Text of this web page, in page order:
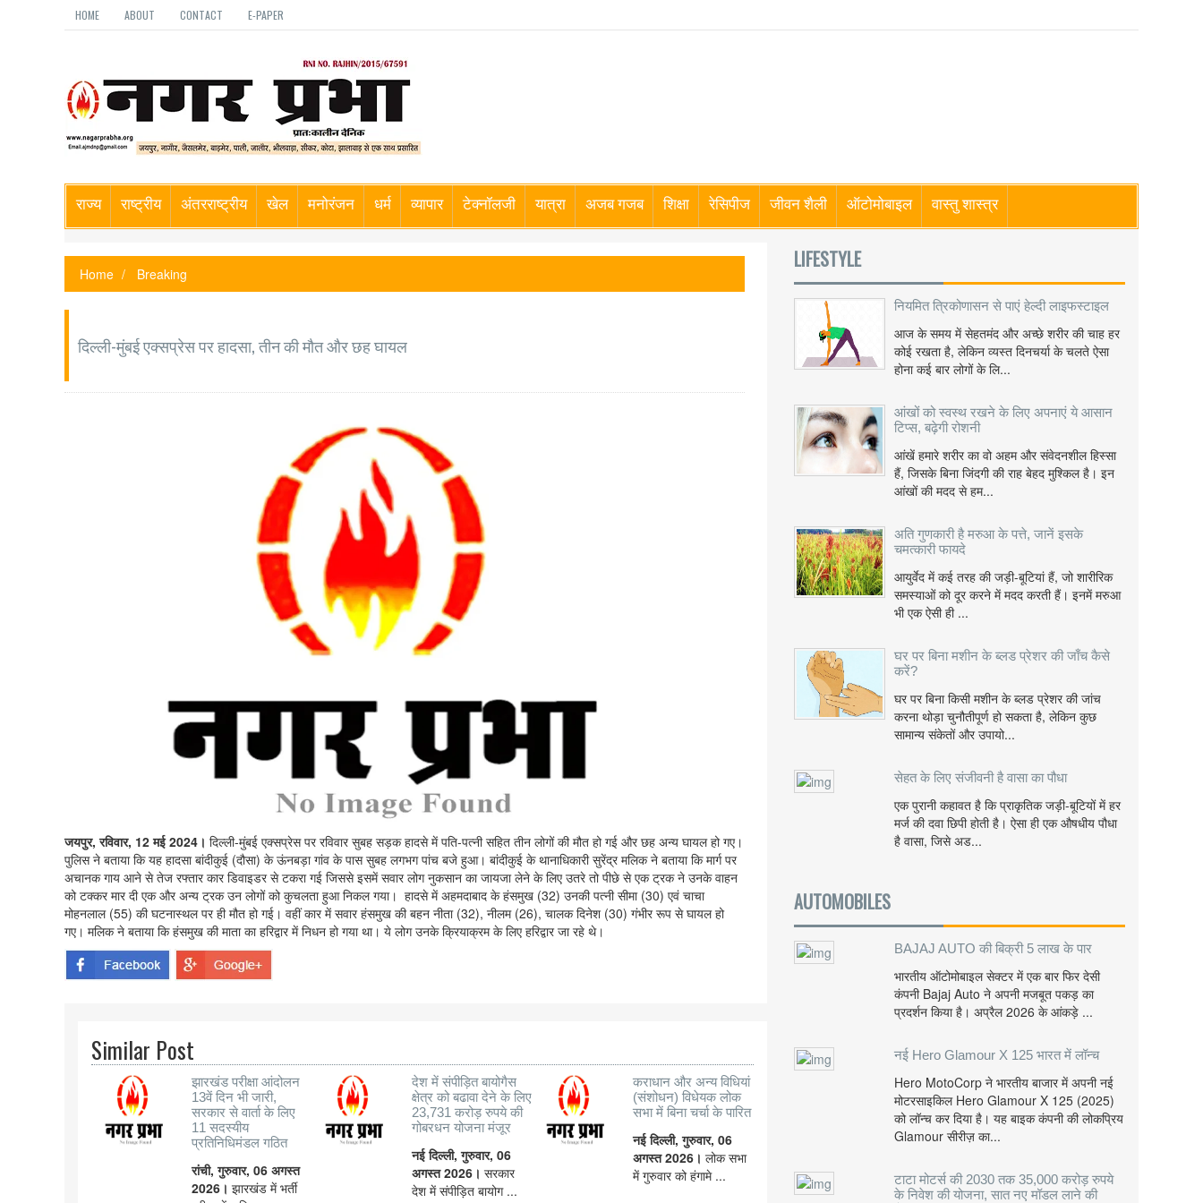
HOME ABOUT CONTACT E-PAPER
राज्य राष्ट्रीय अंतरराष्ट्रीय खेल मनोरंजन धर्म व्यापार टेक्नॉलजी यात्रा अजब गजब शिक्षा रेसिपीज जीवन शैली ऑटोमोबाइल वास्तु शास्त्र
Home Breaking
दिल्ली-मुंबई एक्सप्रेस पर हादसा, तीन की मौत और छह घायल
जयपुर, रविवार, 12 मई 2024। दिल्ली-मुंबई एक्सप्रेस पर रविवार सुबह सड़क हादसे में पति-पत्नी सहित तीन लोगों की मौत हो गई और छह अन्य घायल हो गए।
पुलिस ने बताया कि यह हादसा बांदीकुई (दौसा) के ऊंनबड़ा गांव के पास सुबह लगभग पांच बजे हुआ। बांदीकुई के थानाधिकारी सुरेंद्र मलिक ने बताया कि मार्ग पर
अचानक गाय आने से तेज रफ्तार कार डिवाइडर से टकरा गई जिससे इसमें सवार लोग नुकसान का जायजा लेने के लिए उतरे तो पीछे से एक ट्रक ने उनके वाहन
को टक्कर मार दी एक और अन्य ट्रक उन लोगों को कुचलता हुआ निकल गया। हादसे में अहमदाबाद के हंसमुख (32) उनकी पत्नी सीमा (30) एवं चाचा
मोहनलाल (55) की घटनास्थल पर ही मौत हो गई। वहीं कार में सवार हंसमुख की बहन नीता (32), नीलम (26), चालक दिनेश (30) गंभीर रूप से घायल हो
गए। मलिक ने बताया कि हंसमुख की माता का हरिद्वार में निधन हो गया था। ये लोग उनके क्रियाक्रम के लिए हरिद्वार जा रहे थे।
Similar Post
झारखंड परीक्षा आंदोलन
13वें दिन भी जारी,
सरकार से वार्ता के लिए
11 सदस्यीय
प्रतिनिधिमंडल गठित
रांची, गुरुवार, 06 अगस्त
2026। झारखंड में भर्ती
देश में संपीड़ित बायोगैस
क्षेत्र को बढावा देने के लिए
23,731 करोड़ रुपये की
गोबरधन योजना मंजूर
नई दिल्ली, गुरुवार, 06
अगस्त 2026।सरकार
देश में संपीड़ित बायोग ...
कराधान और अन्य विधियां
(संशोधन) विधेयक लोक
सभा में बिना चर्चा के पारित
नई दिल्ली, गुरुवार, 06
अगस्त 2026। लोक सभा
में गुरुवार को हंगामे ...
LIFESTYLE
नियमित त्रिकोणासन से पाएं हेल्दी लाइफस्टाइल
आज के समय में सेहतमंद और अच्छे शरीर की चाह हर
कोई रखता है, लेकिन व्यस्त दिनचर्या के चलते ऐसा
होना कई बार लोगों के लि...
आंखों को स्वस्थ रखने के लिए अपनाएं ये आसान
टिप्स, बढ़ेगी रोशनी
आंखें हमारे शरीर का वो अहम और संवेदनशील हिस्सा
हैं, जिसके बिना जिंदगी की राह बेहद मुश्किल है। इन
आंखों की मदद से हम...
अति गुणकारी है मरुआ के पत्ते, जानें इसके
चमत्कारी फायदे
आयुर्वेद में कई तरह की जड़ी-बूटियां हैं, जो शारीरिक
समस्याओं को दूर करने में मदद करती हैं। इनमें मरुआ
भी एक ऐसी ही ...
घर पर बिना मशीन के ब्लड प्रेशर की जाँच कैसे
करें?
घर पर बिना किसी मशीन के ब्लड प्रेशर की जांच
करना थोड़ा चुनौतीपूर्ण हो सकता है, लेकिन कुछ
सामान्य संकेतों और उपायो...
सेहत के लिए संजीवनी है वासा का पौधा
एक पुरानी कहावत है कि प्राकृतिक जड़ी-बूटियों में हर
मर्ज की दवा छिपी होती है। ऐसा ही एक औषधीय पौधा
है वासा, जिसे अड...
AUTOMOBILES
BAJAJ AUTO की बिक्री 5 लाख के पार
भारतीय ऑटोमोबाइल सेक्टर में एक बार फिर देसी
कंपनी Bajaj Auto ने अपनी मजबूत पकड़ का
प्रदर्शन किया है। अप्रैल 2026 के आंकड़े ...
नई Hero Glamour X 125 भारत में लॉन्च
Hero MotoCorp ने भारतीय बाजार में अपनी नई
मोटरसाइकिल Hero Glamour X 125 (2025)
को लॉन्च कर दिया है। यह बाइक कंपनी की लोकप्रिय
Glamour सीरीज़ का...
टाटा मोटर्स की 2030 तक 35,000 करोड़ रुपये
के निवेश की योजना, सात नए मॉडल लाने की